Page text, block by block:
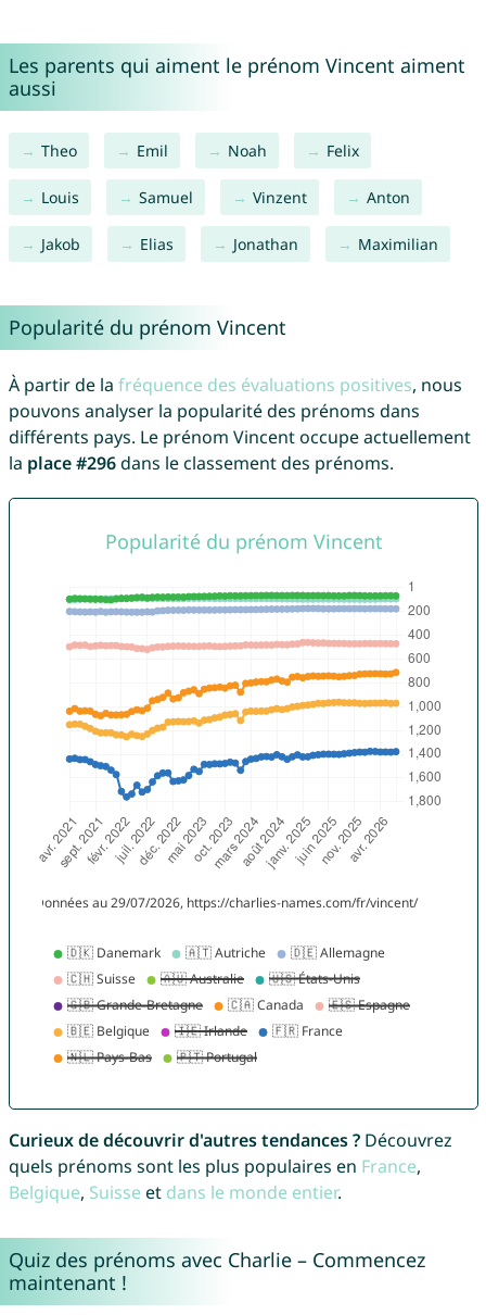
Les parents qui aiment le prénom Vincent aiment
aussi
Theo Emil Noah Felix
Louis Samuel Vinzent Anton
Jakob Elias Jonathan Maximilian
Popularité du prénom Vincent
À partir de la fréquence des évaluations positives, nous
pouvons analyser la popularité des prénoms dans
différents pays. Le prénom Vincent occupe actuellement
la place #296dans le classement des prénoms.
Curieux de découvrir d'autres tendances ?Découvrez
quels prénoms sont les plus populaires en France,
Belgique, Suisse et dans le monde entier.
Quiz des prénoms avec Charlie – Commencez
maintenant !